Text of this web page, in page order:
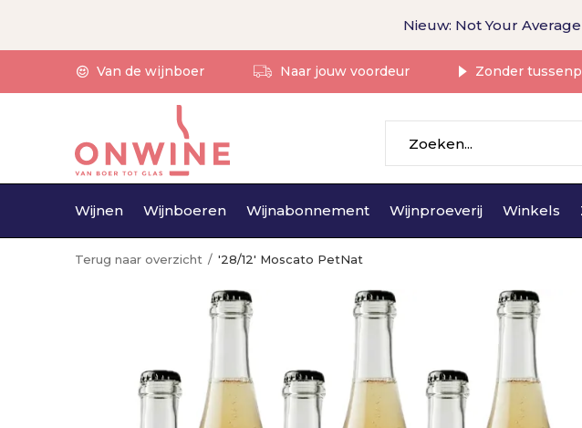
Wijnen Wijnboeren Wijnabonnement Wijnproeverij Winkels
Van de wijnboer Naar jouw voordeur Zonder
Nieuw: Not Your
Terug naar overzicht '28/12' Moscato PetNat